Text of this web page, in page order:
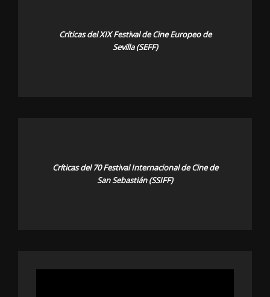
Críticas del XIX Festival de Cine Europeo de
Sevilla (SEFF)
Críticas del 70 Festival Internacional de Cine de
San Sebastián (SSIFF)